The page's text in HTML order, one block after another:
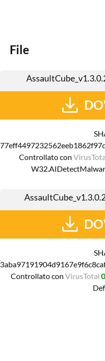
File
Controllato con
Controllato con VirusTotal 0